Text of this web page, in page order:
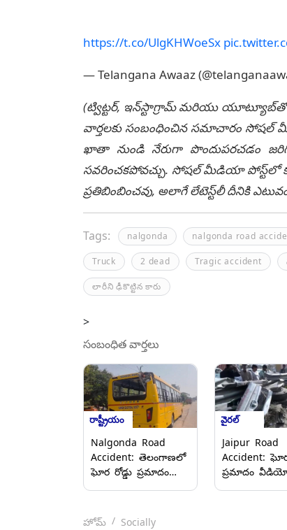
https://t.co/UlgKHWoeSx
— Telangana Awaaz
(ట్విట్టర్, ఇన్‌స్టాగ్రామ్ మరియు
వార్తలకు సంబంధించిన సమాచారం
ఖాతా నుండి నేరుగా పొందుపరచడం
సవరించకపోవచ్చు. సోషల్ మీడియా పోస్ట్‌లో
ప్రతిబింబించవు, అలాగే లేటెస్ట్‌లీ దీనికి
Tags: nalgonda nalgonda road
Truck 2 dead Tragic accident
లారీని ఢీకొట్టిన కారు
>
సంబంధిత వార్తలు
రాష్ట్రీయం
Nalgonda Road
Accident: తెలంగాణలో
ఘోర రోడ్డు ప్రమాదం
లారీ, బస్సు యు టర్న్
వైరల్
Jaipur Road
Accident: ఘోర
ప్రమాదం
హోమ్ Socially